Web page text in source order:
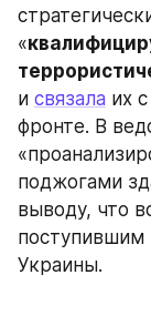
«
и связала их
фронте. В
поджогами
выводу, что
поступившим
Украины.